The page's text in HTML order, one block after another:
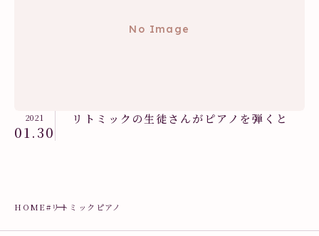
No Image
2021
01.30
リトミックの生徒さんがピアノを弾くと
HOME#リトミックピアノ